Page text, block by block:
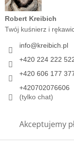
Robert Kreibich
Twój kuśnierz i
info@kreibich.pl
+420 224 222
+420 606 177
+420702076606
(tylko chat)
Akceptujemy